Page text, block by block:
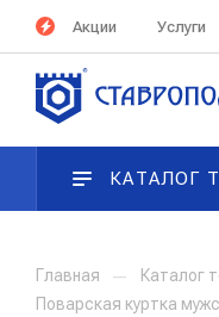
Акции Услуги
КАТАЛОГ
Главная — Каталог
Поварская куртка